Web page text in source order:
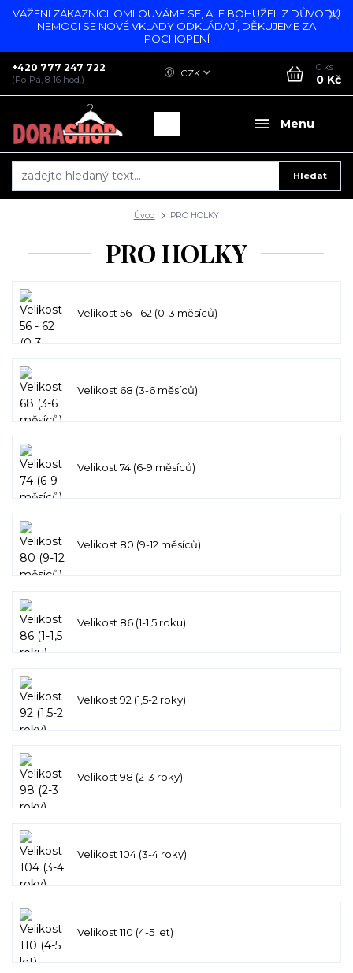
VÁŽENÍ ZÁKAZNÍCI, OMLOUVÁME SE, ALE BOHUŽEL Z DŮVODU
NEMOCI SE NOVÉ VKLADY ODKLÁDAJÍ, DĚKUJEME ZA
POCHOPENÍ
Menu
CZK
Hledat
+420 777 247 722
(Po-Pá, 8-16 hod.)
0 ks
0 Kč
Úvod PRO HOLKY
PRO HOLKY
Velikost 56 - 62 (0-3 měsíců)
Velikost 68 (3-6 měsíců)
Velikost 74 (6-9 měsíců)
Velikost 80 (9-12 měsíců)
Velikost 86 (1-1,5 roku)
Velikost 92 (1,5-2 roky)
Velikost 98 (2-3 roky)
Velikost 104 (3-4 roky)
Velikost 110 (4-5 let)